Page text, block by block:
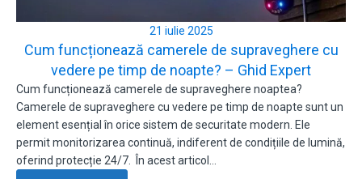
21 iulie 2025
Cum funcționează camerele de supraveghere cu
vedere pe timp de noapte? – Ghid Expert
Cum funcționează camerele de supraveghere noaptea?
Camerele de supraveghere cu vedere pe timp de noapte sunt un
element esențial în orice sistem de securitate modern. Ele
permit monitorizarea continuă, indiferent de condițiile de lumină,
oferind protecție 24/7. În acest articol…